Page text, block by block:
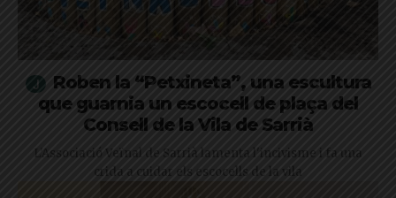
Roben la “Petxineta”, una escultura
que guarnia un escocell de plaça del
Consell de la Vila de Sarrià
L'Associació Veïnal de Sarrià lamenta l'incivisme i fa una
crida a cuidar els escocells de la vila